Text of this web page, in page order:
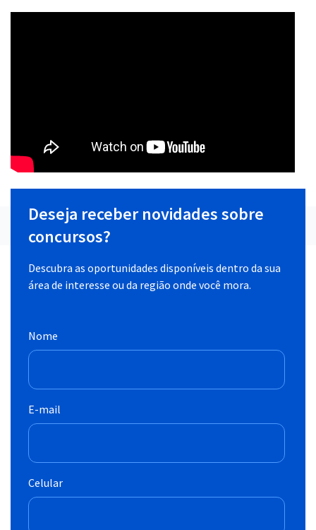
Deseja receber novidades sobre
concursos?
Descubra as oportunidades disponíveis dentro da sua
área de interesse ou da região onde você mora.
Nome
E-mail
Celular